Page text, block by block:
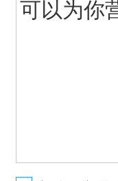
可以为你